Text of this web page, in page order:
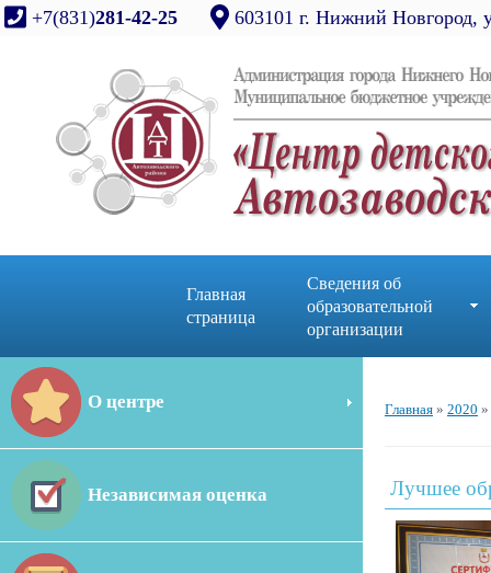
+7(831)281-42-25 603101 г. Нижний Новгород,
Главная
страница
Сведения об
образовательной
организации
О центре
Независимая оценка
Главная » 2020 »
Лучшее